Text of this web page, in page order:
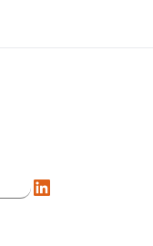
LinkedIn